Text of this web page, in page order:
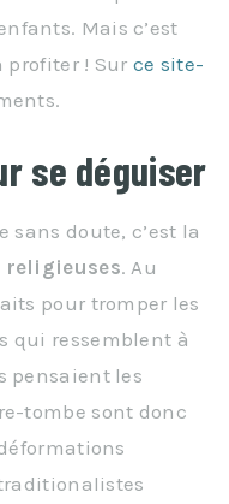
Mais c’est
profiter ! Sur ce site-
se déguiser
sans doute, c’est la
religieuses. Au
pour tromper les
qui ressemblent à
pensaient les
tombe sont donc